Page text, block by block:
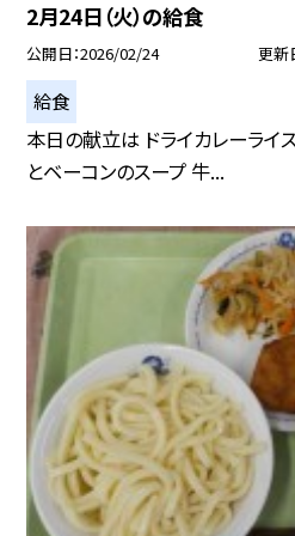
2月24日（火）の給食
公開日 2026/02/24 更新
給食
本日の献立は ドライカレーライ
とベーコンのスープ 牛...